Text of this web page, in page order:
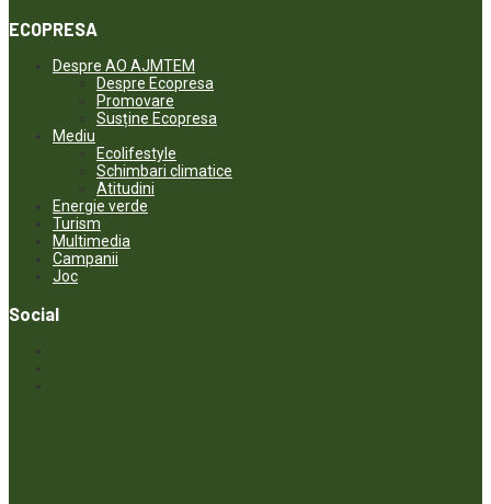
ECOPRESA
Despre AO AJMTEM
Despre Ecopresa
Promovare
Susține Ecopresa
Mediu
Ecolifestyle
Schimbari climatice
Atitudini
Energie verde
Turism
Multimedia
Campanii
Joc
Social